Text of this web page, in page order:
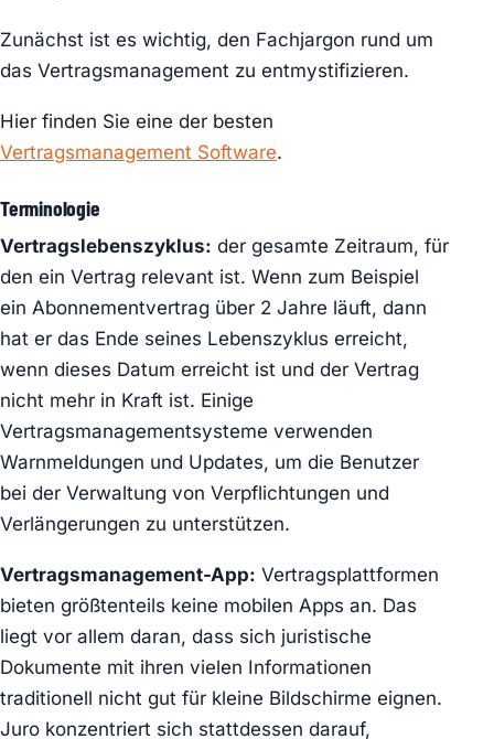
Zunächst ist es wichtig, den Fachjargon rund um
das Vertragsmanagement zu entmystifizieren.
Hier finden Sie eine der besten
Vertragsmanagement Software.
Terminologie
Vertragslebenszyklus: der gesamte Zeitraum, für
den ein Vertrag relevant ist. Wenn zum Beispiel
ein Abonnementvertrag über 2 Jahre läuft, dann
hat er das Ende seines Lebenszyklus erreicht,
wenn dieses Datum erreicht ist und der Vertrag
nicht mehr in Kraft ist. Einige
Vertragsmanagementsysteme verwenden
Warnmeldungen und Updates, um die Benutzer
bei der Verwaltung von Verpflichtungen und
Verlängerungen zu unterstützen.
Vertragsmanagement-App: Vertragsplattformen
bieten größtenteils keine mobilen Apps an. Das
liegt vor allem daran, dass sich juristische
Dokumente mit ihren vielen Informationen
traditionell nicht gut für kleine Bildschirme eignen.
Juro konzentriert sich stattdessen darauf,